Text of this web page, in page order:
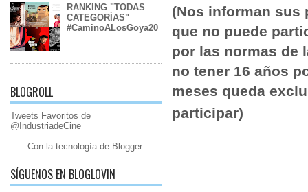
RANKING "TODAS
CATEGORÍAS"
#CaminoALosGoya20
BLOGROLL
Tweets Favoritos de
@IndustriadeCine
Con la tecnología de Blogger.
SÍGUENOS EN BLOGLOVIN
(Nos informan sus
que no puede
por las normas de
no tener 16 años
meses queda
participar)